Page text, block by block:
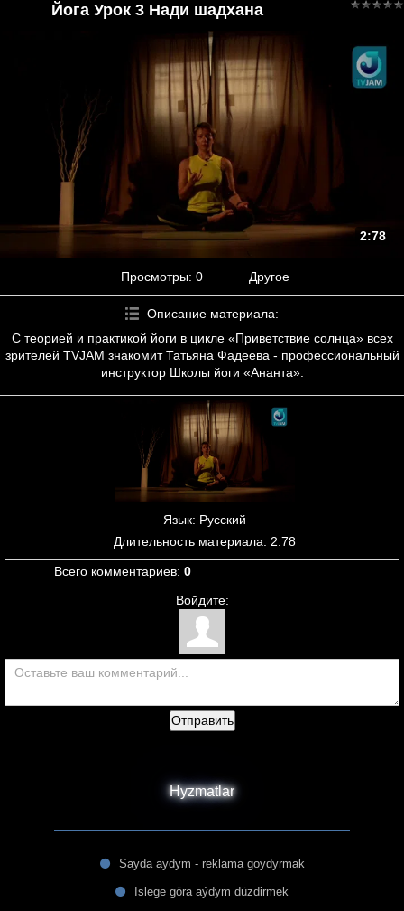
Йога Урок 3 Нади шадхана
2:78
Просмотры: 0 Другое
Описание материала:
С теорией и практикой йоги в цикле «Приветствие солнца» всех
зрителей TVJAM знакомит Татьяна Фадеева - профессиональный
инструктор Школы йоги «Ананта».
Язык: Русский
Длительность материала: 2:78
Всего комментариев: 0
Войдите:
Отправить
Hyzmatlar
Sayda aydym - reklama goydyrmak
Islege göra aýdym düzdirmek